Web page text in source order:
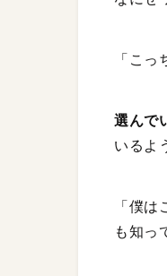
「こ
選んで
いるよ
「僕
も知っ